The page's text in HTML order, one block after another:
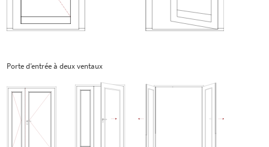
Porte d’entrée à deux ventaux